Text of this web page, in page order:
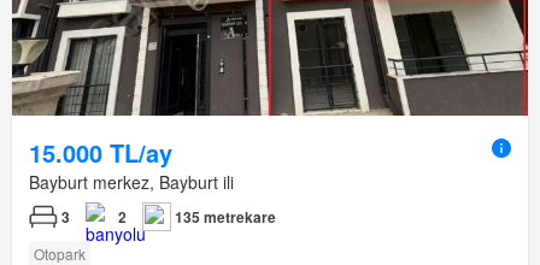
15.000 TL/ay
Bayburt merkez, Bayburt ili
3 2 135 metrekare
Otopark